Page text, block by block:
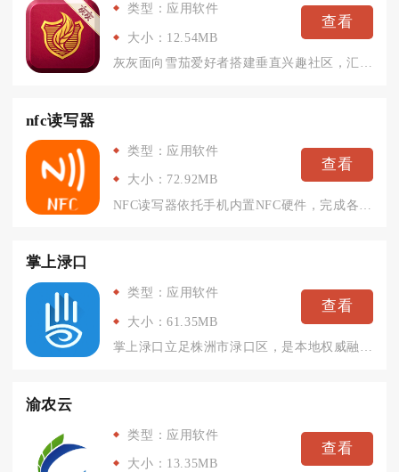
类型：应用软件
大小：12.54MB
查看
灰灰面向雪茄爱好者搭建垂直兴趣社区，汇聚各地茄友在线交流品鉴...
nfc读写器
类型：应用软件
大小：72.92MB
查看
掌上渌口
类型：应用软件
大小：61.35MB
查看
掌上渌口立足株洲市渌口区，是本地权威融媒体移动客户端，汇聚区...
渝农云
类型：应用软件
大小：13.35MB
查看